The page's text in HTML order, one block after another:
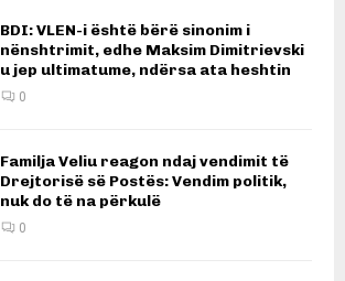
BDI: VLEN-i është bërë sinonim i
nënshtrimit, edhe Maksim Dimitrievski
u jep ultimatume, ndërsa ata heshtin
0
Familja Veliu reagon ndaj vendimit të
Drejtorisë së Postës: Vendim politik,
nuk do të na përkulë
0